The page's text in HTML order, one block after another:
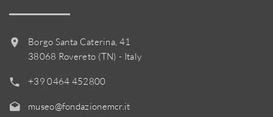
Borgo Santa Caterina, 41
38068 Rovereto (TN) - Italy
+39 0464 452800
museo@fondazionemcr.it